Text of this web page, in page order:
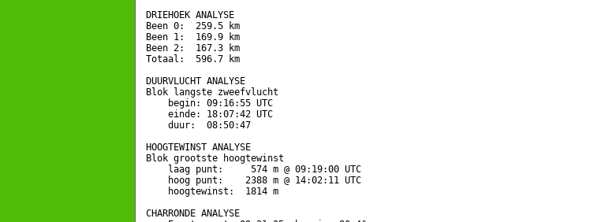
DRIEHOEK ANALYSE
Been 0:  259.5 km
Been 1:  169.9 km
Been 2:  167.3 km
Totaal:  596.7 km
DUURVLUCHT ANALYSE
Blok langste zweefvlucht
    begin: 09:16:55 UTC
    einde: 18:07:42 UTC
    duur:  08:50:47
HOOGTEWINST ANALYSE
Blok grootste hoogtewinst
    laag punt:     574 m @ 09:19:00 UTC
    hoog punt:    2388 m @ 14:02:11 UTC
    hoogtewinst:  1814 m
CHARRONDE ANALYSE